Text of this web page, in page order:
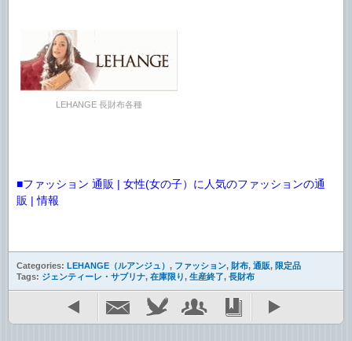
LEHANGE 長財布各種
■ファッション 通販 | 女性(女の子）に人気のファッションの通
販 | 情報
Categories: LEHANGE（ルアンジュ） , ファッション, 財布, 通販, 限定品
Tags: ジェンティーレ・サブリナ, 在庫限り, 生産終了, 長財布